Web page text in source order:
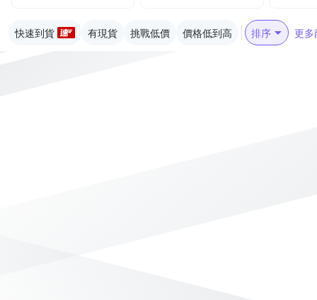
快速到貨 有現貨 挑戰低價 價格低到高 排序 更多